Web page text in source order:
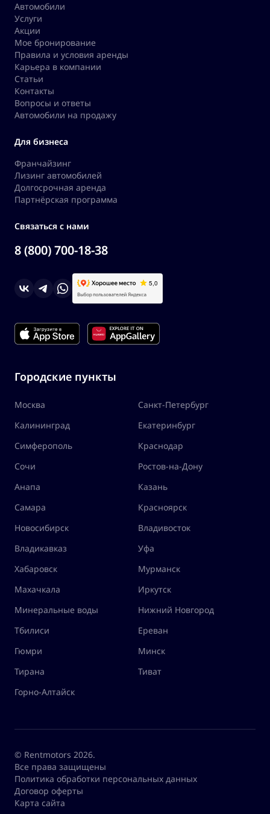
Автомобили
Услуги
Акции
Мое бронирование
Правила и условия аренды
Карьера в компании
Статьи
Контакты
Вопросы и ответы
Автомобили на продажу
Для бизнеса
Франчайзинг
Лизинг автомобилей
Долгосрочная аренда
Партнёрская программа
Связаться с нами
8 (800) 700-18-38
Городские пункты
Москва
Санкт-Петербург
Калининград
Екатеринбург
Симферополь
Краснодар
Сочи
Ростов-на-Дону
Анапа
Казань
Самара
Красноярск
Новосибирск
Владивосток
Владикавказ
Уфа
Хабаровск
Мурманск
Махачкала
Иркутск
Минеральные воды
Нижний Новгород
Тбилиси
Ереван
Гюмри
Минск
Тирана
Тиват
Горно-Алтайск
© Rentmotors 2026.
Все права защищены
Политика обработки персональных данных
Договор оферты
Карта сайта